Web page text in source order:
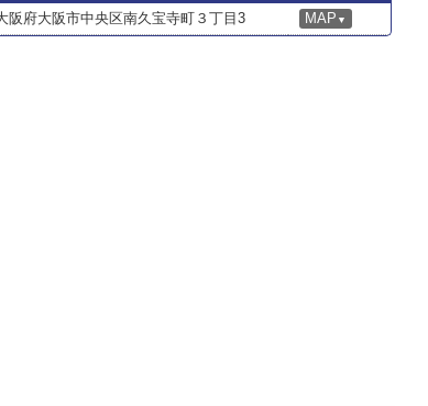
阪府大阪市中央区南久宝寺町３丁目3 MAP ▼